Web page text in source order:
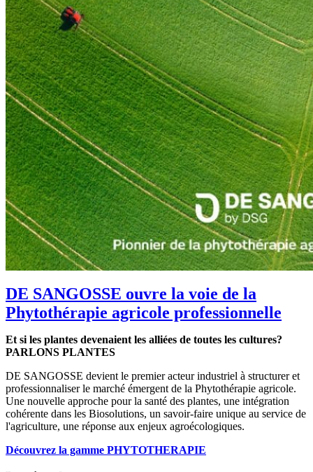
DE SANGOSSE ouvre la voie de la
Phytothérapie agricole professionnelle
Et si les plantes devenaient les alliées de toutes les cultures?
PARLONS PLANTES
DE SANGOSSE devient le premier acteur industriel à structurer et
professionnaliser le marché émergent de la Phytothérapie agricole.
Une nouvelle approche pour la santé des plantes, une intégration
cohérente dans les Biosolutions, un savoir-faire unique au service de
l'agriculture, une réponse aux enjeux agroécologiques.
Découvrez la gamme PHYTOTHERAPIE